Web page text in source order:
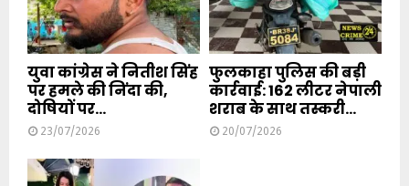
युवा कांग्रेस ने नितीश सिंह
पर हमले की निंदा की,
दोषियों पर...
23/07/2026
फुलकाहा पुलिस की बड़ी
कार्रवाई: 162 लीटर नेपाली
शराब के साथ तस्करी...
20/07/2026